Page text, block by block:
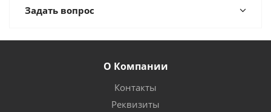
Задать вопрос
О Компании
Контакты
Реквизиты